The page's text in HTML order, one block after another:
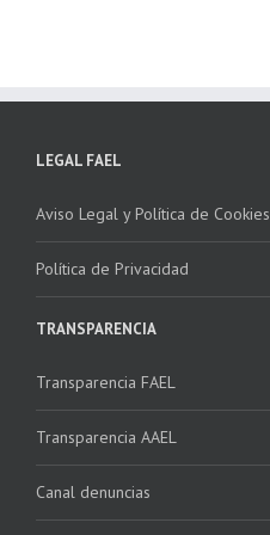
LEGAL FAEL
Aviso Legal y Política de Cookies
Política de Privacidad
TRANSPARENCIA
Transparencia FAEL
Transparencia AAEL
Canal denuncias